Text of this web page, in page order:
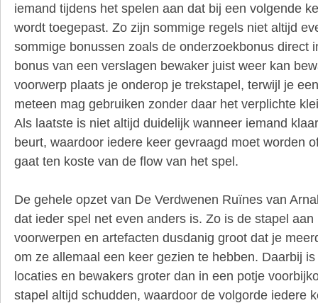
iemand tijdens het spelen aan dat bij een volgende
wordt toegepast. Zo zijn sommige regels niet altijd
sommige bonussen zoals de onderzoekbonus direct
bonus van een verslagen bewaker juist weer kan
voorwerp plaats je onderop je trekstapel, terwijl je
meteen mag gebruiken zonder daar het verplichte
Als laatste is niet altijd duidelijk wanneer iemand
beurt, waardoor iedere keer gevraagd moet worden
gaat ten koste van de flow van het spel.
De gehele opzet van De Verdwenen Ruïnes van
dat ieder spel net even anders is. Zo is de stapel aan
voorwerpen en artefacten dusdanig groot dat je
om ze allemaal een keer gezien te hebben. Daarbij
locaties en bewakers groter dan in een potje
stapel altijd schudden, waardoor de volgorde iedere